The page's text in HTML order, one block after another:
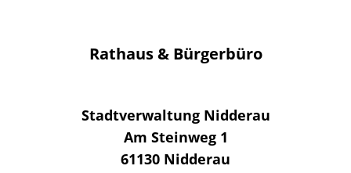
Rathaus & Bürgerbüro
Stadtverwaltung Nidderau
Am Steinweg 1
61130 Nidderau